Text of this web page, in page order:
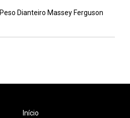
Peso Dianteiro Massey Ferguson
Início